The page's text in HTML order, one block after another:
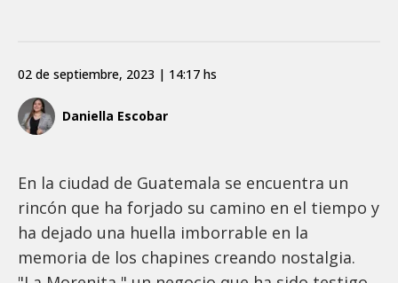
Daniella Escobar
02 de septiembre, 2023 | 14:17 hs
En la ciudad de Guatemala se encuentra un
rincón que ha forjado su camino en el tiempo y
ha dejado una huella imborrable en la
memoria de los chapines creando nostalgia.